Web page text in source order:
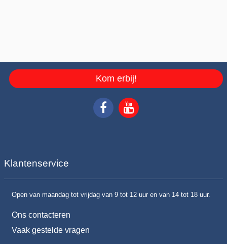
Kom erbij!
Klantenservice
Open van maandag tot vrijdag van 9 tot 12 uur en van 14 tot 18 uur.
Ons contacteren
Vaak gestelde vragen